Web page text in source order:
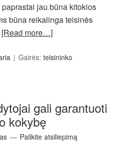
jau būna kitokios
būna reikalinga teisinės
[Read more…]
Gairės:teisininko
gali garantuoti
kokybę
Palikite atsiliepimą